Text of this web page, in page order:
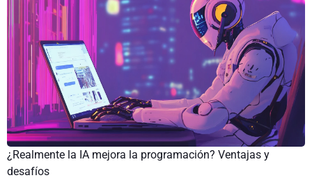
¿Realmente la IA mejora la programación? Ventajas y
desafíos